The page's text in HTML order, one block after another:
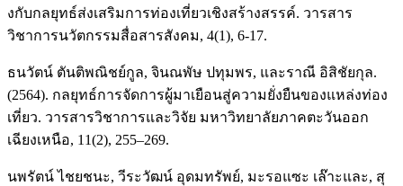
งกับกลยุทธ์ส่งเสริมการท่องเที่ยวเชิงสร้างสรรค์. วารสาร
วิชาการนวัตกรรมสื่อสารสังคม, 4(1), 6-17.
ธนวัตน์ ตันติพณิชย์กูล, จินณพัษ ปทุมพร, และราณี อิสิชัยกุล.
(2564). กลยุทธ์การจัดการผู้มาเยือนสู่ความยั่งยืนของแหล่งท่อง
เที่ยว. วารสารวิชาการและวิจัย มหาวิทยาลัยภาคตะวันออก
เฉียงเหนือ, 11(2), 255–269.
นพรัตน์ ไชยชนะ, วีระวัฒน์ อุดมทรัพย์, มะรอแซะ เล๊าะและ, สุ